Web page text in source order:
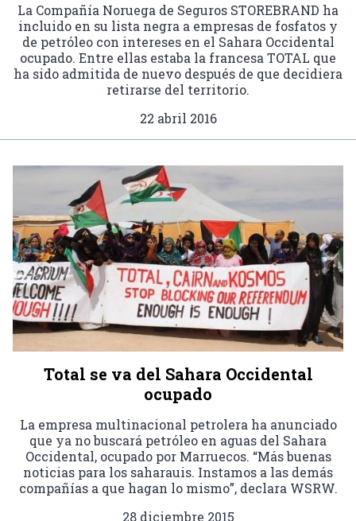
La Compañía Noruega de Seguros STOREBRAND ha
incluido en su lista negra a empresas de fosfatos y
de petróleo con intereses en el Sahara Occidental
ocupado. Entre ellas estaba la francesa TOTAL que
ha sido admitida de nuevo después de que decidiera
retirarse del territorio.
22 abril 2016
Total se va del Sahara Occidental
ocupado
La empresa multinacional petrolera ha anunciado
que ya no buscará petróleo en aguas del Sahara
Occidental, ocupado por Marruecos. “Más buenas
noticias para los saharauis. Instamos a las demás
compañías a que hagan lo mismo”, declara WSRW.
28 diciembre 2015